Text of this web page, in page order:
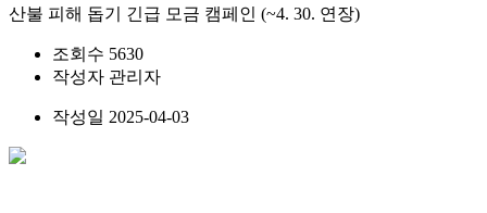
산불 피해 돕기 긴급 모금 캠페인 (~4. 30. 연장)
조회수 5630
작성자 관리자
작성일 2025-04-03